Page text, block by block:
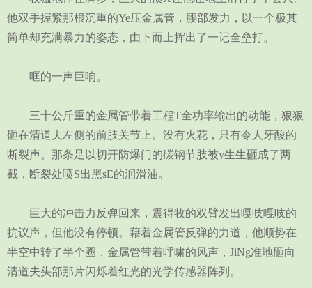
他双手握紧那根沉重的Ye压金属管，腰部发力，以一个极其
简单却充满暴力的姿态，由下而上挥出了一记全垒打。
哐的一声巨响。
三十公斤重的金属管带着工程T全功率输出的动能，狠狠
砸在清道夫左侧的前肢关节上。没有火花，只有令人牙酸的
断裂声。那条足以切开防爆门的碳钢节肢被y生生砸成了两
截，断裂处喷S出黑sE的润滑油。
巨大的冲击力反弹回来，震得牧的双臂发出嘎吱嘎吱的
抗议声，但他没有停顿。藉着金属管反弹的力道，他顺势在
半空中转了半个圈，金属管带着呼啸的风声，JiNg准地砸向
清道夫头部那片闪烁着红光的光学传感器阵列。